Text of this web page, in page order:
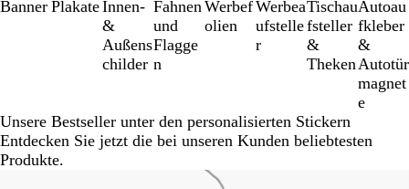
Banner PlakateInnen-
&
Außens
childer
Fahnen
und
Flagge
n
Werbef
olien
Werbea
ufstelle
r
Tischau
fsteller
&
Theken
Autoau
fkleber
&
Autotür
magnet
e
von
Unsere Bestseller unter den personalisierten Stickern
Entdecken Sie jetzt die bei unseren Kunden beliebtesten
Produkte.
Neue Optionen